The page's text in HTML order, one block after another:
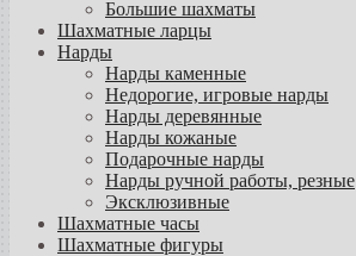
Большие шахматы
Шахматные ларцы
Нарды
Нарды каменные
Недорогие, игровые нарды
Нарды деревянные
Нарды кожаные
Подарочные нарды
Нарды ручной работы, резные
Эксклюзивные
Шахматные часы
Шахматные фигуры